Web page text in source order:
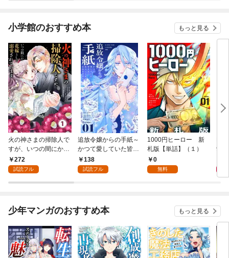
小学館のおすすめ本 もっと見る
火の神さまの掃除人で
すが、いつの間にか花
嫁として溺愛されてい
ます【単話】（１）
272
試読フル
追放令嬢からの手紙～
かつて愛していた皆さ
まへ 私のことなどお忘
れですか？～【単話】
138
試読フル
1000円ヒーロー 新
札版【単話】（１）
0
無料
9.5
少年マンガのおすすめ本 もっと見る